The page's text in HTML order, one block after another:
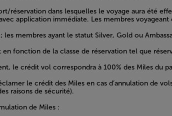
réservation dans lesquelles le voyage aura été
application immédiate. Les membres
les membres ayant le statut Silver, Gold ou
en fonction de la classe de réservation tel que
le crédit vol correspondra à 100% des Miles du
le crédit des Miles en cas d’annulation de
raisons de sécurité).
de Miles :